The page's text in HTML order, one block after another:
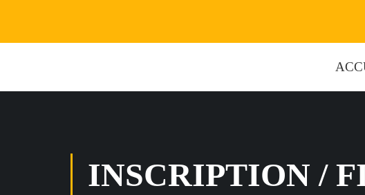
INSCRIPTION /